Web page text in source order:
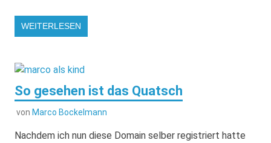
WEITERLESEN
So gesehen ist das Quatsch
von Marco Bockelmann
Nachdem ich nun diese Domain selber registriert hatte